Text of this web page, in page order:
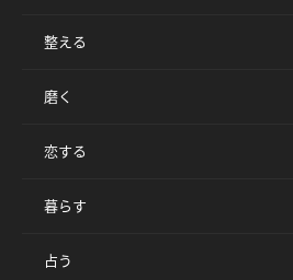
整える
磨く
恋する
暮らす
占う